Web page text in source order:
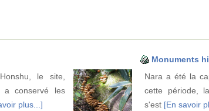
le site,
a conservé les
plus...]
Monuments
Nara a été la
cette période,
s'est [En savoir